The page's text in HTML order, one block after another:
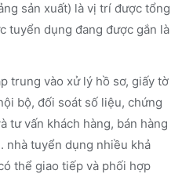
sản xuất) là vị trí được tổng
tuyển dụng đang được gắn là
trung vào xử lý hồ sơ, giấy tờ
bộ, đối soát số liệu, chứng
tư vấn khách hàng, bán hàng
nhà tuyển dụng nhiều khả
thể giao tiếp và phối hợp